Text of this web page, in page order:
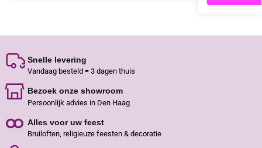
Snelle levering
Vandaag besteld = 3 dagen thuis
Bezoek onze showroom
Persoonlijk advies in Den Haag
Alles voor uw feest
Bruiloften, religieuze feesten & decoratie